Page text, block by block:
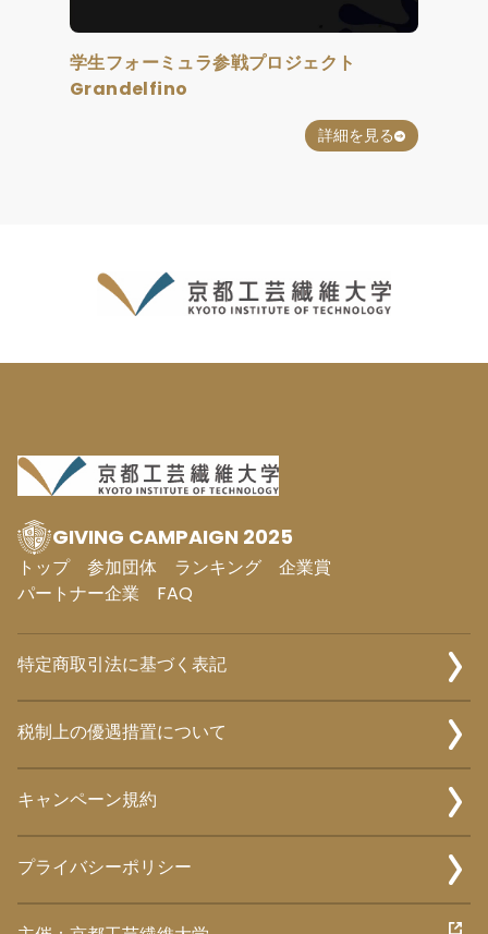
学生フォーミュラ参戦プロジェクト
Grandelfino
詳細を見る
GIVING CAMPAIGN 2025
トップ 参加団体 ランキング
企業賞
パートナー企業
FAQ
特定商取引法に基づく表記
税制上の優遇措置について
キャンペーン規約
プライバシーポリシー